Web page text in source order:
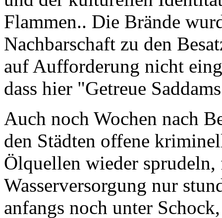
Flammen.. Die Brände
Nachbarschaft zu den
auf Aufforderung nicht
dass hier "Getreue
Auch noch Wochen nach
den Städten offene
Ölquellen wieder
Wasserversorgung nur
anfangs noch unter